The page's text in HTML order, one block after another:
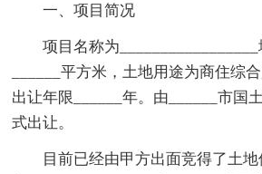
一、项目简况
项目名称为_________________
______平方米，土地用途为商住综
出让年限______年。由______市国
式出让。
目前已经由甲方出面竞得了土地